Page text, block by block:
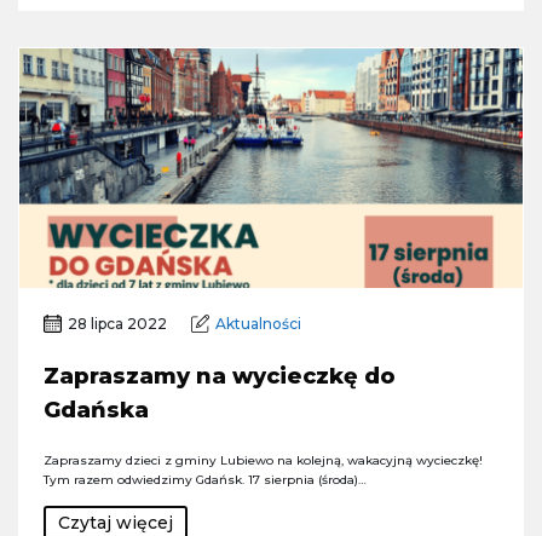
28 lipca 2022 Aktualności
Zapraszamy na wycieczkę do
Gdańska
Zapraszamy dzieci z gminy Lubiewo na kolejną, wakacyjną wycieczkę!
Tym razem odwiedzimy Gdańsk. 17 sierpnia (środa)…
Czytaj więcej